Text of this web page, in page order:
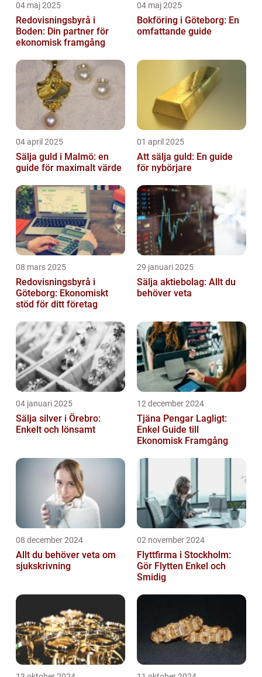
04 maj 2025
Redovisningsbyrå i
Boden: Din partner för
ekonomisk framgång
04 maj 2025
Bokföring i Göteborg: En
omfattande guide
04 april 2025
Sälja guld i Malmö: en
guide för maximalt värde
01 april 2025
Att sälja guld: En guide
för nybörjare
08 mars 2025
Redovisningsbyrå i
Göteborg: Ekonomiskt
stöd för ditt företag
29 januari 2025
Sälja aktiebolag: Allt du
behöver veta
04 januari 2025
Sälja silver i Örebro:
Enkelt och lönsamt
12 december 2024
Tjäna Pengar Lagligt:
Enkel Guide till
Ekonomisk Framgång
08 december 2024
Allt du behöver veta om
sjukskrivning
02 november 2024
Flyttfirma i Stockholm:
Gör Flytten Enkel och
Smidig